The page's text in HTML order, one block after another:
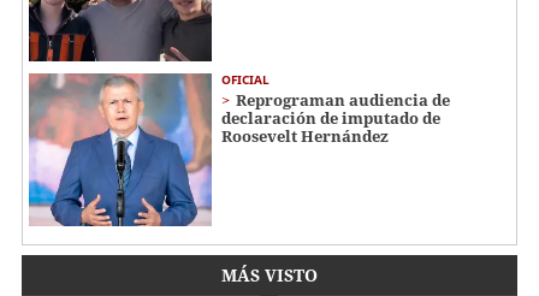
OFICIAL
Reprograman audiencia de
declaración de imputado de
Roosevelt Hernández
MÁS VISTO